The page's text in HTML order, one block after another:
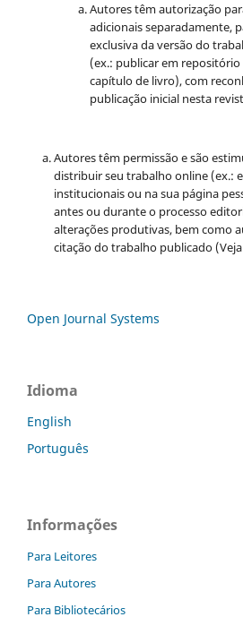
Autores têm autorização
adicionais separadamente,
exclusiva da versão do
(ex.: publicar em
capítulo de livro), com
publicação inicial nesta
Autores têm permissão e são
distribuir seu trabalho online (ex.:
institucionais ou na sua página
antes ou durante o processo
alterações produtivas, bem como
citação do trabalho publicado (Veja
Open Journal Systems
Idioma
English
Português
Informações
Para Leitores
Para Autores
Para Bibliotecários